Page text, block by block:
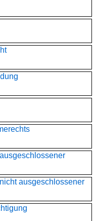
ausgeschlossener